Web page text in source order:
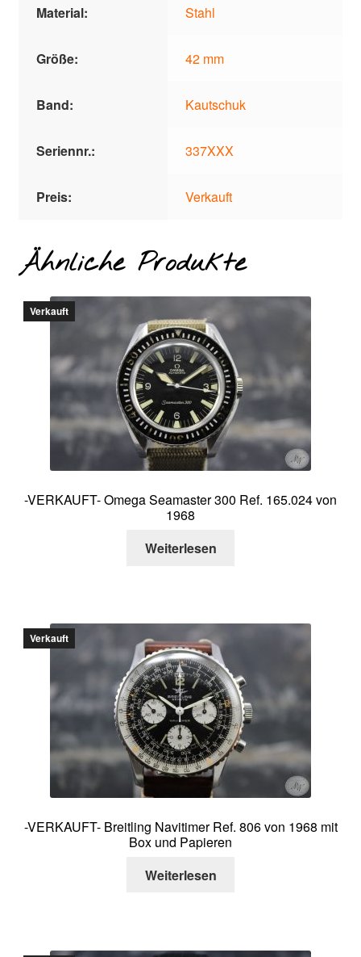
Material: Stahl
Größe: 42 mm
Band: Kautschuk
Seriennr.: 337XXX
Preis: Verkauft
Ähnliche Produkte
Verkauft
-VERKAUFT- Omega Seamaster 300 Ref. 165.024 von
1968
Weiterlesen
Verkauft
-VERKAUFT- Breitling Navitimer Ref. 806 von 1968 mit
Box und Papieren
Weiterlesen